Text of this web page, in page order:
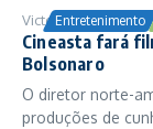
Entretenimento
Victor Samuel
Cineasta fará
Bolsonaro
O diretor norte-
produções de